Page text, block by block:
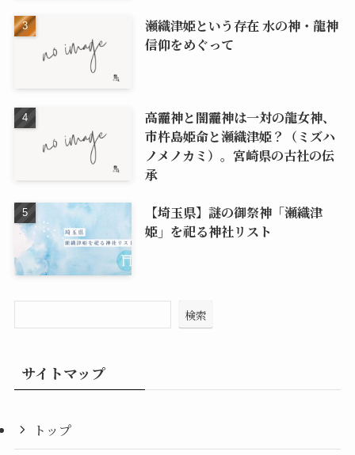
瀬織津姫という存在 水の神・龍神
信仰をめぐって
高龗神と闇龗神は一対の龍女神、
市杵島姫命と瀬織津姫？（ミズハ
ノメノカミ）。宮崎県の古社の伝
承
【埼玉県】謎の御祭神「瀬織津
姫」を祀る神社リスト
検索
サイトマップ
トップ